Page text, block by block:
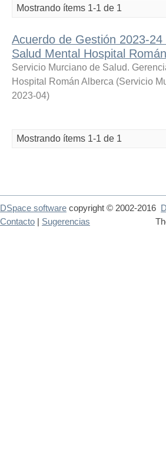
Mostrando ítems 1-1 de 1
Acuerdo de Gestión 2023-
Salud Mental Hospital
Servicio Murciano de Salud.
Hospital Román Alberca (Servicio
2023-04)
Mostrando ítems 1-1 de 1
DSpace software copyright © 2002-2016
Contacto Sugerencias